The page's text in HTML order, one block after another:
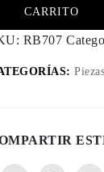
CARRITO
RB707